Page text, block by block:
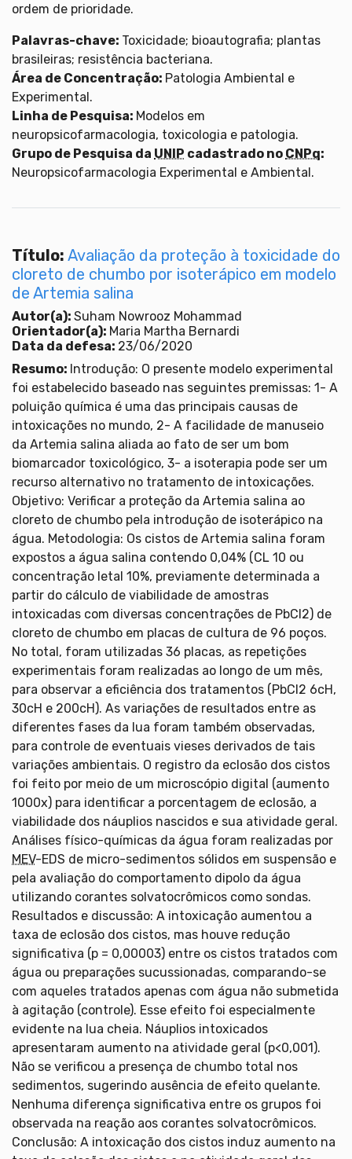
ordem de prioridade.
Palavras-chave: Toxicidade; bioautografia; plantas
brasileiras; resistência bacteriana.
Área de Concentração: Patologia Ambiental e
Experimental.
Linha de Pesquisa: Modelos em
neuropsicofarmacologia, toxicologia e patologia.
Grupo de Pesquisa da UNIP cadastrado no CNPq:
Neuropsicofarmacologia Experimental e Ambiental.
Título: Avaliação da proteção à toxicidade do
cloreto de chumbo por isoterápico em modelo
de Artemia salina
Autor(a): Suham Nowrooz Mohammad
Orientador(a): Maria Martha Bernardi
Data da defesa: 23/06/2020
Resumo: Introdução: O presente modelo experimental
foi estabelecido baseado nas seguintes premissas: 1- A
poluição química é uma das principais causas de
intoxicações no mundo, 2- A facilidade de manuseio
da Artemia salina aliada ao fato de ser um bom
biomarcador toxicológico, 3- a isoterapia pode ser um
recurso alternativo no tratamento de intoxicações.
Objetivo: Verificar a proteção da Artemia salina ao
cloreto de chumbo pela introdução de isoterápico na
água. Metodologia: Os cistos de Artemia salina foram
expostos a água salina contendo 0,04% (CL 10 ou
concentração letal 10%, previamente determinada a
partir do cálculo de viabilidade de amostras
intoxicadas com diversas concentrações de PbCl2) de
cloreto de chumbo em placas de cultura de 96 poços.
No total, foram utilizadas 36 placas, as repetições
experimentais foram realizadas ao longo de um mês,
para observar a eficiência dos tratamentos (PbCl2 6cH,
30cH e 200cH). As variações de resultados entre as
diferentes fases da lua foram também observadas,
para controle de eventuais vieses derivados de tais
variações ambientais. O registro da eclosão dos cistos
foi feito por meio de um microscópio digital (aumento
1000x) para identificar a porcentagem de eclosão, a
viabilidade dos náuplios nascidos e sua atividade geral.
Análises físico-químicas da água foram realizadas por
MEV-EDS de micro-sedimentos sólidos em suspensão e
pela avaliação do comportamento dipolo da água
utilizando corantes solvatocrômicos como sondas.
Resultados e discussão: A intoxicação aumentou a
taxa de eclosão dos cistos, mas houve redução
significativa (p = 0,00003) entre os cistos tratados com
água ou preparações sucussionadas, comparando-se
com aqueles tratados apenas com água não submetida
à agitação (controle). Esse efeito foi especialmente
evidente na lua cheia. Náuplios intoxicados
apresentaram aumento na atividade geral (p<0,001).
Não se verificou a presença de chumbo total nos
sedimentos, sugerindo ausência de efeito quelante.
Nenhuma diferença significativa entre os grupos foi
observada na reação aos corantes solvatocrômicos.
Conclusão: A intoxicação dos cistos induz aumento na